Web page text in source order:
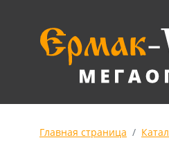
Главная страница